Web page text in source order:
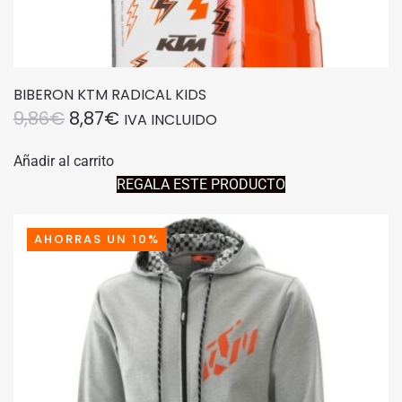
BIBERON KTM RADICAL KIDS
9,86€ EL
ORIGINAL
9,86€.
8,87€EL
ACTUAL
ES:
8,87€.
IVA INCLUIDO
Añadir al carrito
REGALA ESTE PRODUCTO
AHORRAS UN 10%